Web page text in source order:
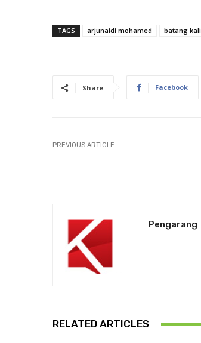
TAGS arjunaidi mohamed batang kali
Share Facebook
PREVIOUS ARTICLE
Pengarang
RELATED ARTICLES